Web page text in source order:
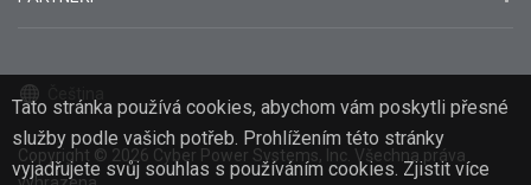
Tato stránka používá cookies, abychom vám poskytli přesné
služby podle vašich potřeb. Prohlížením této stránky
vyjadřujete svůj souhlas s používáním cookies. Zjistit více
Copyright © 2026 Cyber Power Systems, Inc. Všechna práva